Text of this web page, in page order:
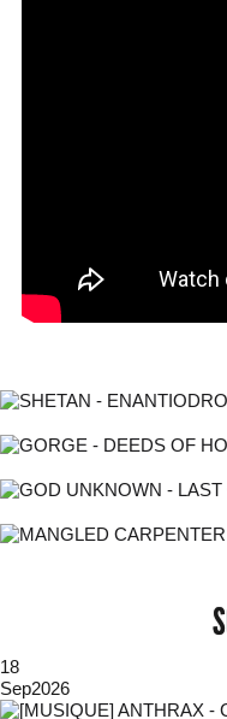
18
Sep2026